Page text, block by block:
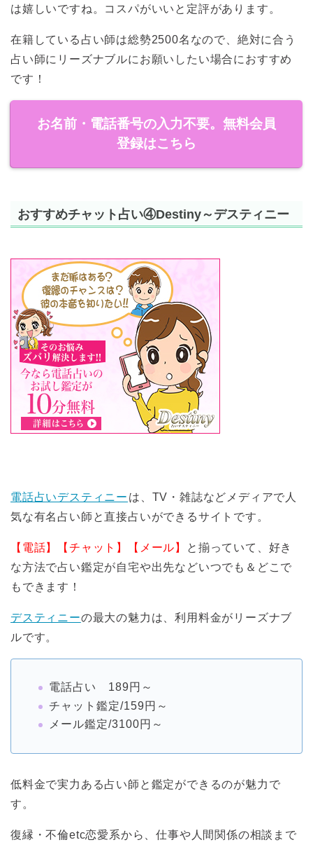
は嬉しいですね。コスパがいいと定評があります。
在籍している占い師は総勢2500名なので、絶対に合う
占い師にリーズナブルにお願いしたい場合におすすめ
です！
お名前・電話番号の入力不要。無料会員
登録はこちら
おすすめチャット占い④Destiny～デスティニー
電話占いデスティニー は、TV・雑誌などメディアで人
気な有名占い師と直接占いができるサイトです。
【電話】【チャット】【メール】
と揃っていて、好き
な方法で占い鑑定が自宅や出先などいつでも＆どこで
もできます！
デスティニーの最大の魅力は、利用料金がリーズナブ
ルです。
電話占い 189円～
チャット鑑定/159円～
メール鑑定/3100円～
低料金で実力ある占い師と鑑定ができるのが魅力で
す。
復縁・不倫etc恋愛系から、仕事や人間関係の相談まで